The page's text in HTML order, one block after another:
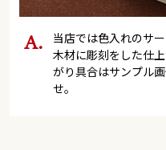
当店では色入れのサ
木材に彫刻をした仕
がり具合はサンプル
せ。